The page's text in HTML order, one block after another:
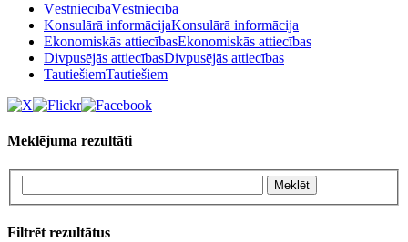
VēstniecībaVēstniecība
Konsulārā informācijaKonsulārā informācija
Ekonomiskās attiecībasEkonomiskās attiecības
Divpusējās attiecībasDivpusējās attiecības
TautiešiemTautiešiem
Meklējuma rezultāti
Meklēt
Filtrēt rezultātus